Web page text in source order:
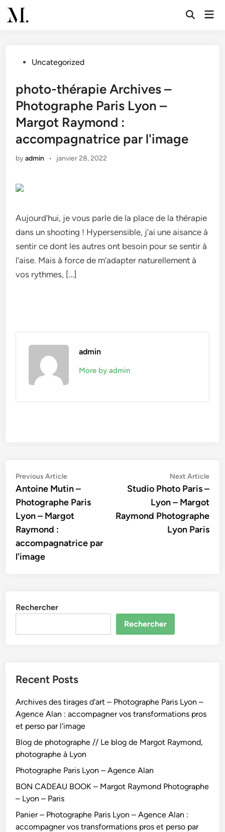
Skip
Open
PostedUncategorized
photo-thérapie Archives –
Photographe Paris Lyon –
Margot Raymond :
accompagnatrice par l'image
byadmin • janvier 28, 2022
Aujourd’hui, je vous parle de la place de la thérapie
dans un shooting ! Hypersensible, j’ai une aisance à
sentir ce dont les autres ont besoin pour se sentir à
l’aise. Mais à force de m’adapter naturellement à
vos rythmes, […]
admin
More by admin
Navigation
de
l’article
Previous ArticlePrevious
article:
Antoine Mutin –
Photographe Paris
Lyon – Margot
Raymond :
accompagnatrice par
l'image
Next Article
Studio Photo Paris –
Lyon – Margot
Raymond Photographe
Lyon Paris
Rechercher
Rechercher
Recent Posts
Archives des tirages d'art – Photographe Paris Lyon –
Agence Alan : accompagner vos transformations pros
et perso par l'image
Blog de photographe // Le blog de Margot Raymond,
photographe à Lyon
Photographe Paris Lyon – Agence Alan
BON CADEAU BOOK – Margot Raymond Photographe
– Lyon – Paris
Panier – Photographe Paris Lyon – Agence Alan :
accompagner vos transformations pros et perso par